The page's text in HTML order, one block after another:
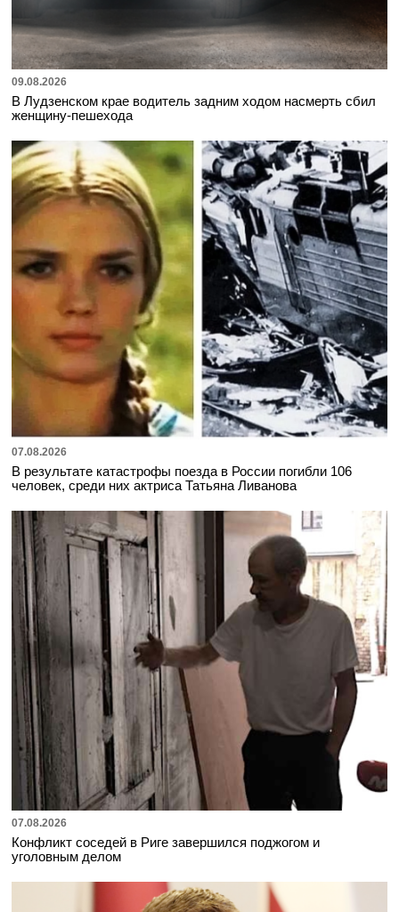
09.08.2026
В Лудзенском крае водитель задним ходом насмерть сбил
женщину-пешехода
07.08.2026
В результате катастрофы поезда в России погибли 106
человек, среди них актриса Татьяна Ливанова
07.08.2026
Конфликт соседей в Риге завершился поджогом и
уголовным делом